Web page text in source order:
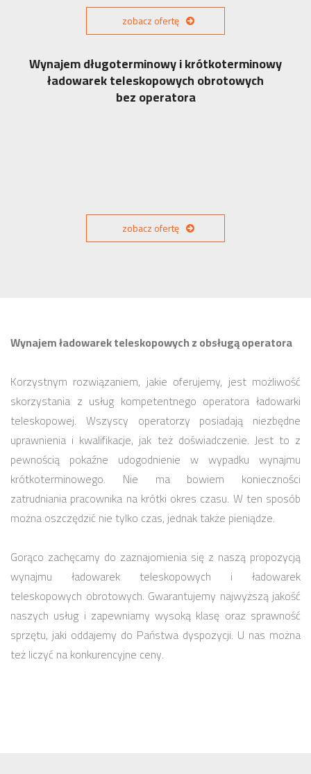
zobacz ofertę
Wynajem długoterminowy i krótkoterminowy
ładowarek teleskopowych obrotowych
bez operatora
zobacz ofertę
Wynajem ładowarek teleskopowych z obsługą operatora
Korzystnym rozwiązaniem, jakie oferujemy, jest możliwość
skorzystania z usług kompetentnego operatora ładowarki
teleskopowej. Wszyscy operatorzy posiadają niezbędne
uprawnienia i kwalifikacje, jak też doświadczenie. Jest to z
pewnością pokaźne udogodnienie w wypadku wynajmu
krótkoterminowego. Nie ma bowiem konieczności
zatrudniania pracownika na krótki okres czasu. W ten sposób
można oszczędzić nie tylko czas, jednak także pieniądze.
Gorąco zachęcamy do zaznajomienia się z naszą propozycją
wynajmu ładowarek teleskopowych i ładowarek
teleskopowych obrotowych. Gwarantujemy najwyższą jakość
naszych usług i zapewniamy wysoką klasę oraz sprawność
sprzętu, jaki oddajemy do Państwa dyspozycji. U nas można
też liczyć na konkurencyjne ceny.